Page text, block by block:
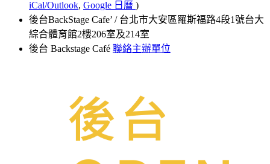
iCal/Outlook, Google 日曆 )
後台BackStage Cafe’ / 台北市大安區羅斯福路4段1號台大
綜合體育館2樓206室及214室
後台 Backstage Café 聯絡主辦單位